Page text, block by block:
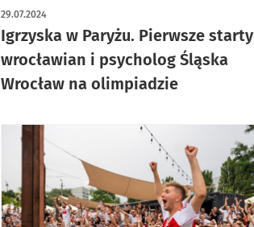
Igrzyska w Paryżu. Pierwsze starty
wrocławian i psycholog Śląska
Wrocław na olimpiadzie
29.07.2024